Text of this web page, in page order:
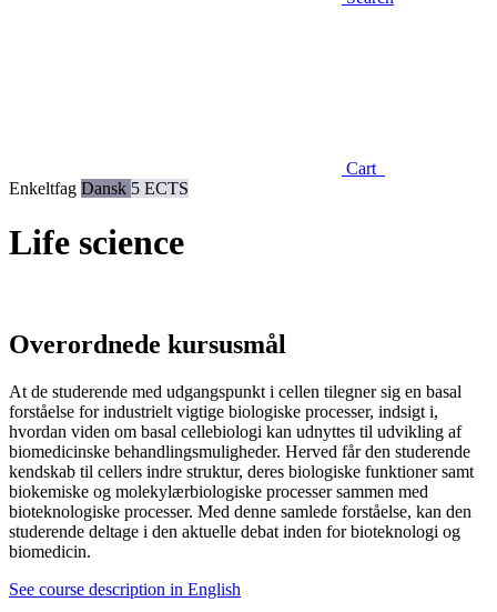
Cart
Enkeltfag Dansk 5 ECTS
Life science
Overordnede kursusmål
At de studerende med udgangspunkt i cellen tilegner sig en basal
forståelse for industrielt vigtige biologiske processer, indsigt i,
hvordan viden om basal cellebiologi kan udnyttes til udvikling af
biomedicinske behandlingsmuligheder. Herved får den studerende
kendskab til cellers indre struktur, deres biologiske funktioner samt
biokemiske og molekylærbiologiske processer sammen med
bioteknologiske processer. Med denne samlede forståelse, kan den
studerende deltage i den aktuelle debat inden for bioteknologi og
biomedicin.
See course description in English